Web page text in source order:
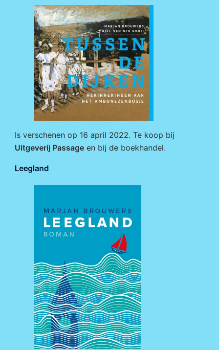
Is verschenen op 16 april 2022. Te koop bij
Uitgeverij Passage en bij de boekhandel.
Leegland